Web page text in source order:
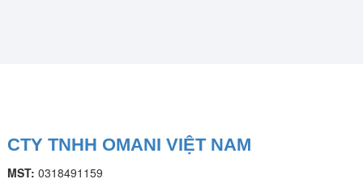
CTY TNHH OMANI VIỆT NAM
MST: 0318491159